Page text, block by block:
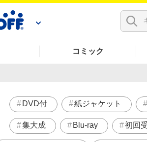
コミック
DVD付 紙ジャケット
集大成 Blu-ray 初回